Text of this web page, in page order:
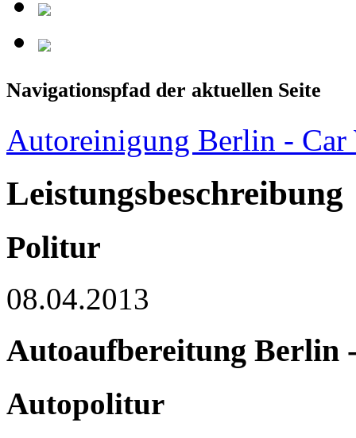
Navigationspfad der aktuellen Seite
Autoreinigung Berlin - Car
Leistungsbeschreibung
Politur
08.04.2013
Autoaufbereitung Berlin
Autopolitur